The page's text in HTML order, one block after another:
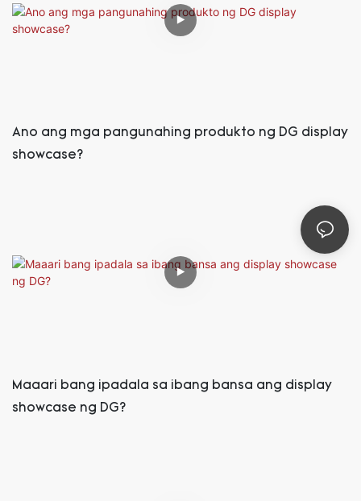
Ano ang mga pangunahing produkto ng DG display
showcase?
Maaari bang ipadala sa ibang bansa ang display
showcase ng DG?